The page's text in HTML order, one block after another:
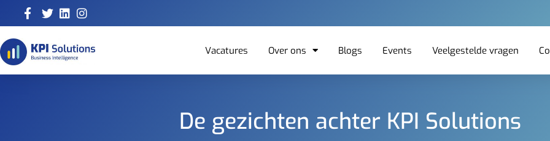
Vacatures Over ons Blogs Events Veelgestelde vragen
De gezichten achter KPI Solutions